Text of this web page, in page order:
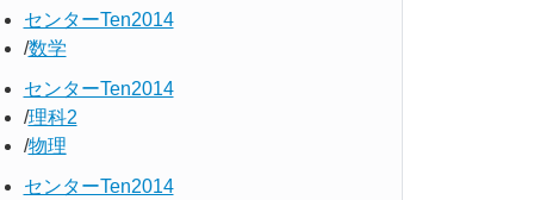
センターTen2014
数学
センターTen2014
理科2
物理
センターTen2014